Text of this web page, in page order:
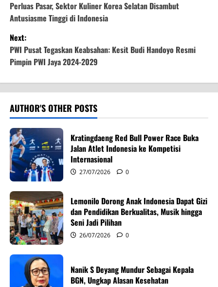
o
s
t
n
a
v
i
g
a
t
i
o
n
Perluas Pasar, Sektor Kuliner Korea Selatan Disambut
Antusiasme Tinggi di Indonesia
Next:
PWI Pusat Tegaskan Keabsahan: Kesit Budi Handoyo Resmi
Pimpin PWI Jaya 2024-2029
AUTHOR'S OTHER POSTS
Kratingdaeng Red Bull Power Race Buka
Jalan Atlet Indonesia ke Kompetisi
Internasional
27/07/2026 0
Lemonilo Dorong Anak Indonesia Dapat Gizi
dan Pendidikan Berkualitas, Musik hingga
Seni Jadi Pilihan
26/07/2026 0
Nanik S Deyang Mundur Sebagai Kepala
BGN, Ungkap Alasan Kesehatan